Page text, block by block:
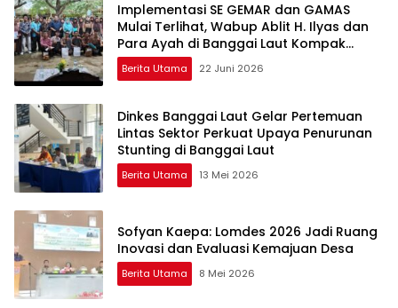
Implementasi SE GEMAR dan GAMAS
Mulai Terlihat, Wabup Ablit H. Ilyas dan
Para Ayah di Banggai Laut Kompak
Ambil Rapor Anak
Berita Utama 22 Juni 2026
Dinkes Banggai Laut Gelar Pertemuan
Lintas Sektor Perkuat Upaya Penurunan
Stunting di Banggai Laut
Berita Utama 13 Mei 2026
Sofyan Kaepa: Lomdes 2026 Jadi Ruang
Inovasi dan Evaluasi Kemajuan Desa
Berita Utama 8 Mei 2026